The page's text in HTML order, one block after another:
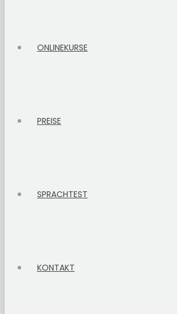
ONLINEKURSE
PREISE
SPRACHTEST
KONTAKT